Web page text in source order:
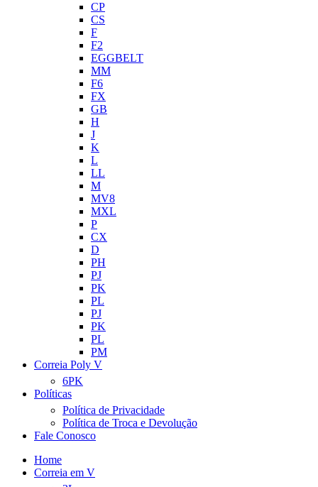
CP
CS
F
F2
EGGBELT
MM
F6
FX
GB
H
J
K
L
LL
M
MV8
MXL
P
CX
D
PH
PJ
PK
PL
PJ
PK
PL
PM
Correia Poly V
6PK
Políticas
Política de Privacidade
Política de Troca e Devolução
Fale Conosco
Home
Correia em V